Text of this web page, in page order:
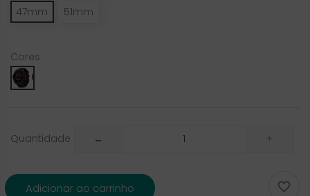
47mm
51mm
Cores
AMOLED
Slate
Black
Band
Quantidade
Adicionar ao carrinho 